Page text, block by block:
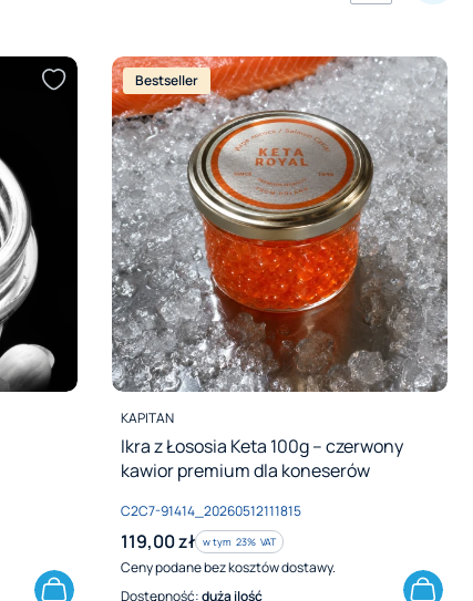
Bestseller
PRODUCENT
KAPITAN
Ikra z Łososia Keta 100g – czerwony
kawior premium dla koneserów
Kod produktu
C2C7-91414_20260512111815
Cena brutto
119,00 zł w tym %s VAT
w tym 23% VAT
Ceny podane bez kosztów dostawy.
Dostępność:duża ilość